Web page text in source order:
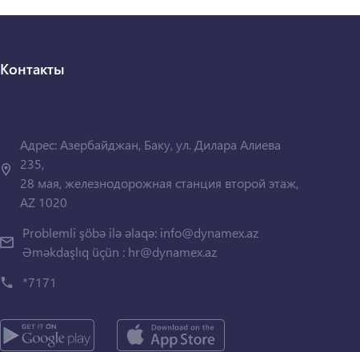
Контакты
Адрес: Азербайджан, Баку, ул. Дилара Алиева
235,
28 мая, железнодорожная станция второй этаж,
AZ 1020
Problemli şöbə ilə əlaqə: info@dynamex.az
Əməkdaşlıq üçün : hr@dynamex.az
*7171